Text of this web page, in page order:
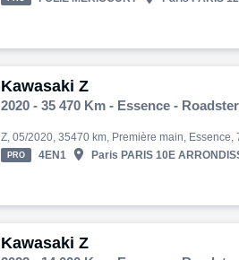
Kawasaki Z
2020 - 35 470 Km - Essence - Roadster
PRO 4EN1  Paris PARIS 10E
Kawasaki Z